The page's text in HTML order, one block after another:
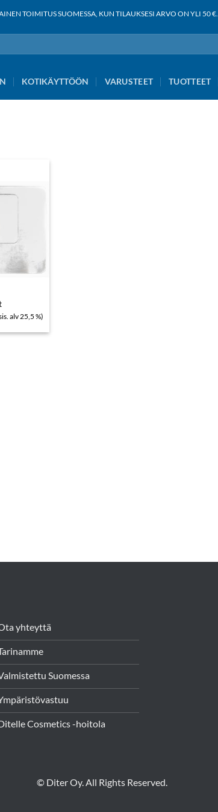
TOIMITUS SUOMESSA, KUN TILAUKSESI ARVO ON YLI 50 €.
KOTIKÄYTTÖÖN VARUSTEET TUOTTEET
€
alv 25,5 %)
yhteyttä
Suomessa
Cosmetics -hoitola
© Diter Oy. All Rights Reserved.